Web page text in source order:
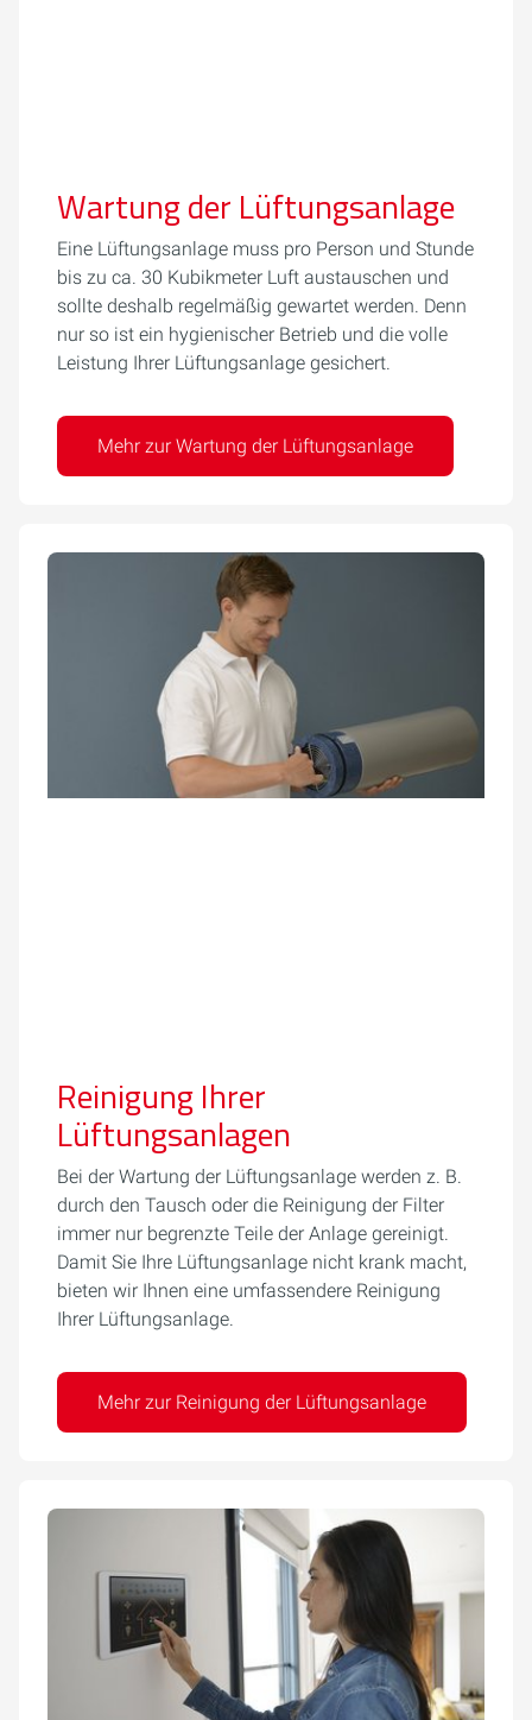
Wartung der Lüftungsanlage
Eine Lüftungsanlage muss pro Person und Stunde
bis zu ca. 30 Kubikmeter Luft austauschen und
sollte deshalb regelmäßig gewartet werden. Denn
nur so ist ein hygienischer Betrieb und die volle
Leistung Ihrer Lüftungsanlage gesichert.
Mehr zur Wartung der Lüftungsanlage
Reinigung Ihrer
Lüftungsanlagen
Bei der Wartung der Lüftungsanlage werden z. B.
durch den Tausch oder die Reinigung der Filter
immer nur begrenzte Teile der Anlage gereinigt.
Damit Sie Ihre Lüftungsanlage nicht krank macht,
bieten wir Ihnen eine umfassendere Reinigung
Ihrer Lüftungsanlage.
Mehr zur Reinigung der Lüftungsanlage